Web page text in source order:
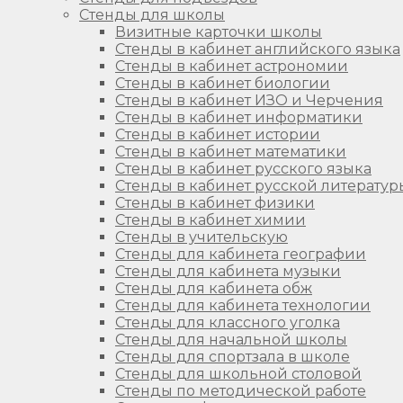
Стенды для школы
Визитные карточки школы
Стенды в кабинет английского языка
Стенды в кабинет астрономии
Стенды в кабинет биологии
Стенды в кабинет ИЗО и Черчения
Стенды в кабинет информатики
Стенды в кабинет истории
Стенды в кабинет математики
Стенды в кабинет русского языка
Стенды в кабинет русской
Стенды в кабинет физики
Стенды в кабинет химии
Стенды в учительскую
Стенды для кабинета географии
Стенды для кабинета музыки
Стенды для кабинета обж
Стенды для кабинета технологии
Стенды для классного уголка
Стенды для начальной школы
Стенды для спортзала в школе
Стенды для школьной столовой
Стенды по методической работе